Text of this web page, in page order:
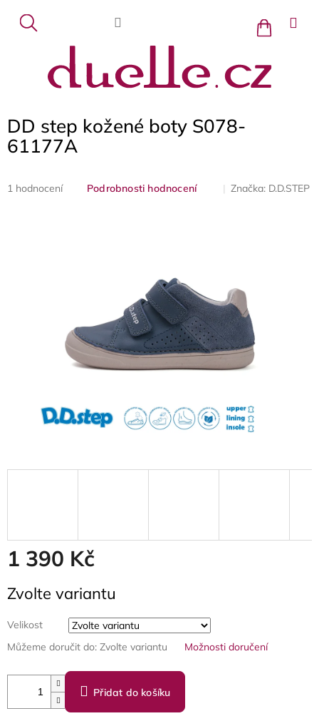
obsah
Nákupní
košík
DD step kožené boty S078-
61177A
Průměrné
1 hodnocení Podrobnosti hodnocení Značka: D.D.STEP
1 390 Kč
cena:
Zvolte variantu
Velikost
Můžeme doručit do: Zvolte variantu Možnosti doručení
Přidat do košíku